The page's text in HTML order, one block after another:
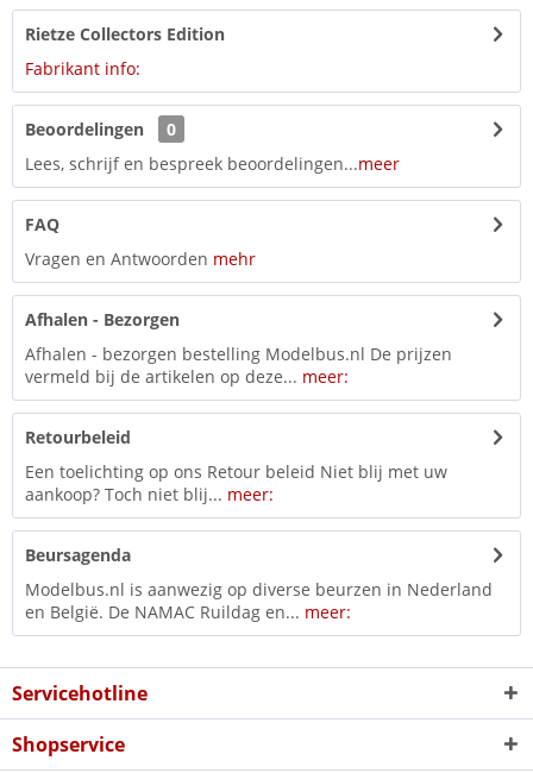
Rietze Collectors Edition
Fabrikant info:
Beoordelingen
0
Lees, schrijf en bespreek beoordelingen...meer
FAQ
Vragen en Antwoorden mehr
Afhalen - Bezorgen
Afhalen - bezorgen bestelling Modelbus.nl De prijzen
vermeld bij de artikelen op deze... meer:
Retourbeleid
Een toelichting op ons Retour beleid Niet blij met uw
aankoop? Toch niet blij... meer:
Beursagenda
Modelbus.nl is aanwezig op diverse beurzen in Nederland
en België. De NAMAC Ruildag en... meer:
Servicehotline
Shopservice